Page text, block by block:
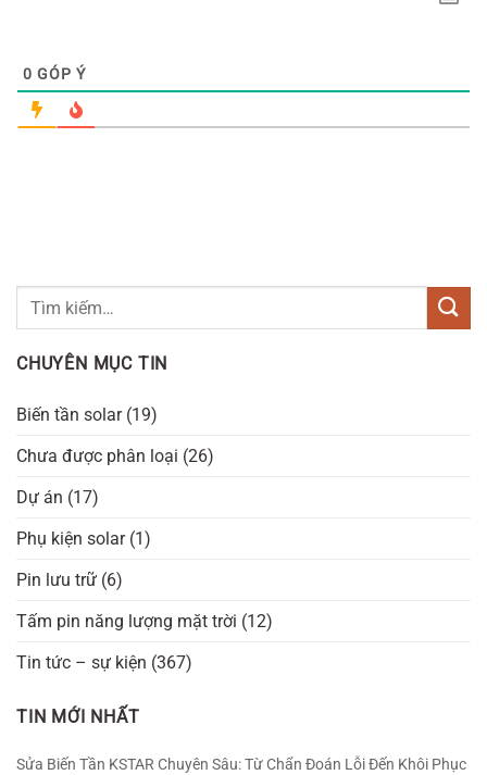
0 GÓP Ý
CHUYÊN MỤC TIN
Biến tần solar(19)
Chưa được phân loại (26)
Dự án (17)
Phụ kiện solar(1)
Pin lưu trữ (6)
Tấm pin năng lượng mặt trời (12)
Tin tức – sự kiện (367)
TIN MỚI NHẤT
Sửa Biến Tần KSTAR Chuyên Sâu: Từ Chẩn Đoán Lỗi Đến Khôi Phục